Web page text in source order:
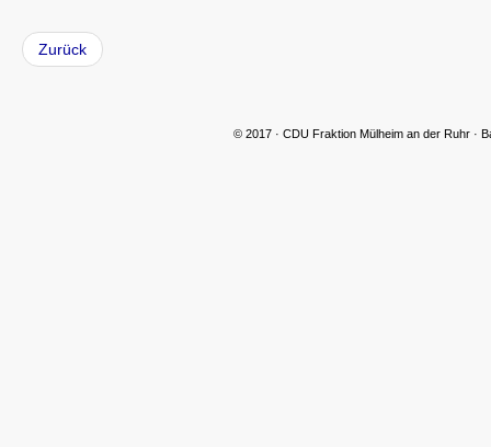
CDU Slider 06
Zurück
© 2017 · CDU Fraktion Mülheim an der Ruhr ·